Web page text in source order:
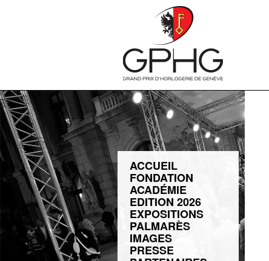
ACCUEIL
FONDATION
ACADÉMIE
EDITION 2026
EXPOSITIONS
PALMARÈS
IMAGES
PRESSE